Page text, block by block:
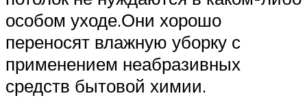
особом уходе.Они хорошо
переносят влажную уборку с
применением неабразивных
средств бытовой химии.